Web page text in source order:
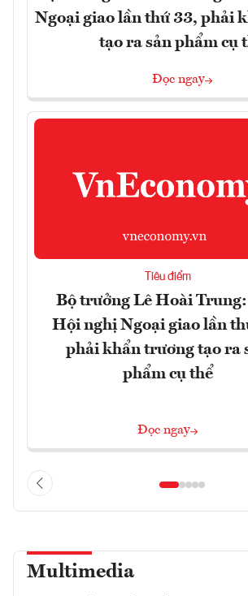
Ngoại giao lần thứ 33, phải
tạo ra sản phẩm cụ
Đọc ngay
Tiêu điểm
Bộ trưởng Lê Hoài Trung:
Hội nghị Ngoại giao lần
phải khẩn trương tạo ra
phẩm cụ thể
Đọc ngay
Multimedia